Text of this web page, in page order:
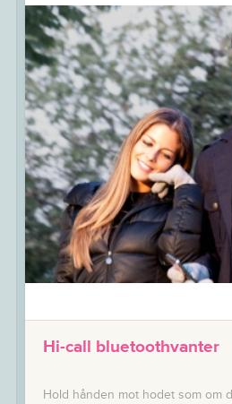
Hi-call bluetoothvanter
Hold hånden mot hodet som om